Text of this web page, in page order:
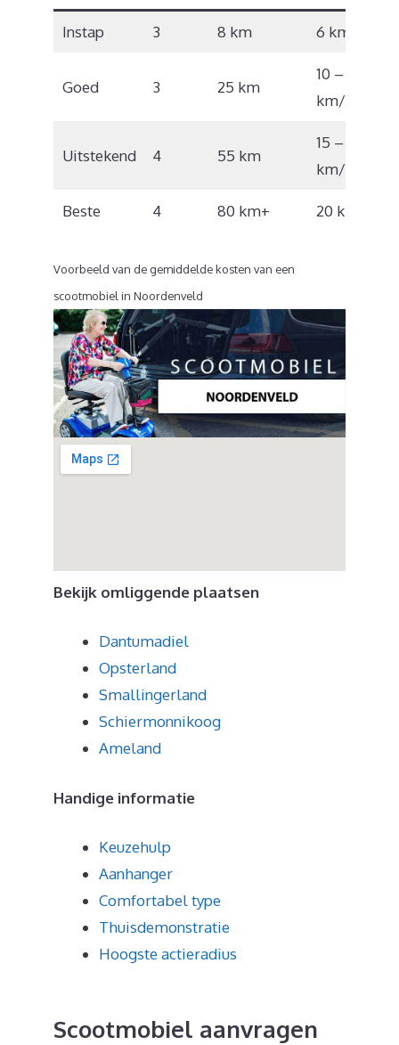
Instap 3 8 km 6 km/u
Goed 3 25 km
10 – 12
km/u
Uitstekend 4 55 km
15 – 17
km/u
Beste 4 80 km+ 20 km/u
Voorbeeld van de gemiddelde kosten van een
scootmobiel in Noordenveld
Bekijk omliggende plaatsen
Dantumadiel
Opsterland
Smallingerland
Schiermonnikoog
Ameland
Handige informatie
Keuzehulp
Aanhanger
Comfortabel type
Thuisdemonstratie
Hoogste actieradius
Scootmobiel aanvragen